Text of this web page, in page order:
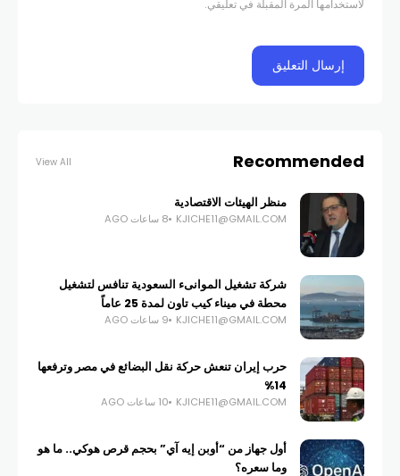
لاستخدامها المرة المقبلة في تعليقي.
Recommended
View All
منظر الهيئات الاقتصادية
KJICHE11@GMAIL.COM 8 ساعات AGO
شركة تشغيل الموانىء السعودية تنافس لتشغيل
محطة في ميناء كيب تاون لمدة 25 عاماً
KJICHE11@GMAIL.COM 9 ساعات AGO
حرب إيران تنعش حركة نقل البضائع في مصر وترفعها
14%
KJICHE11@GMAIL.COM 10 ساعات AGO
أول جهاز من “أوبن إيه آي” بحجم قرص هوكي.. ما هو
وما سعره؟